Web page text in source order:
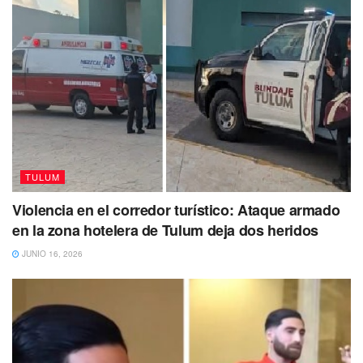
falta de registros contables y presupuestales específicos,
de acuerdo con el clasificador por fuente de
financiamiento, de las erogaciones financiadas con los
recursos asignados de enero a septiembre de 2021 de las
Participaciones Federales a Municipios 2021.
Con información de El Economista
También te puede interesar Leer
TULUM
Violencia en el corredor turístico: Ataque armado
en la zona hotelera de Tulum deja dos heridos
JUNIO 16, 2026